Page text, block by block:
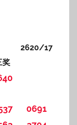
2620/17
奖
0691